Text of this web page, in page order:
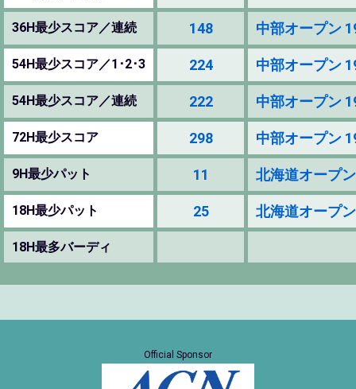
36H最少スコア／連続 148 中部オープン
54H最少スコア／1･2･3 224 中部オープン
54H最少スコア／連続 222 中部オープン
72H最少スコア 298 中部オープン
9H最少パット 11 北海道オープ
18H最少パット 25 北海道オープ
18H最多バーディ
Official Sponsor